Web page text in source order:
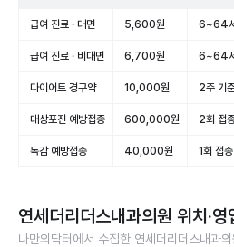
급여 진료 · 대면 5,600원 6~64
급여 진료 · 비대면 6,700원 6~64
다이어트 경구약 10,000원 2주 기
대상포진 예방접종 600,000원 2회 접
독감 예방접종 40,000원 1회 접
연세더리더스내과의원 위치·
나만의닥터에서 수집한 연세더리더스내과의